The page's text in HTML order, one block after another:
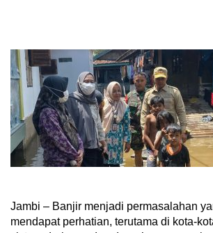
Jambi – Banjir menjadi permasalahan
mendapat perhatian, terutama di kota-